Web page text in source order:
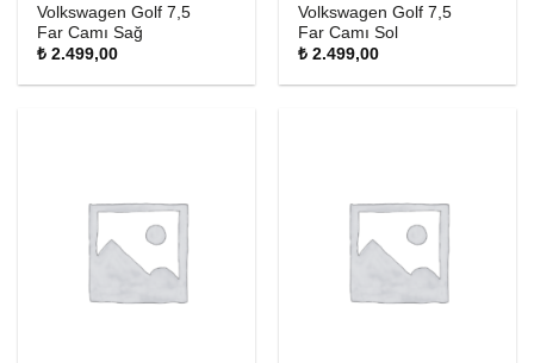
Volkswagen Golf 7,5
Far Camı Sağ
₺ 2.499,00
Volkswagen Golf 7,5
Far Camı Sol
₺ 2.499,00